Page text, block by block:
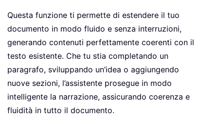
Questa funzione ti permette di estendere il tuo
documento in modo fluido e senza interruzioni,
generando contenuti perfettamente coerenti con il
testo esistente. Che tu stia completando un
paragrafo, sviluppando un’idea o aggiungendo
nuove sezioni, l’assistente prosegue in modo
intelligente la narrazione, assicurando coerenza e
fluidità in tutto il documento.